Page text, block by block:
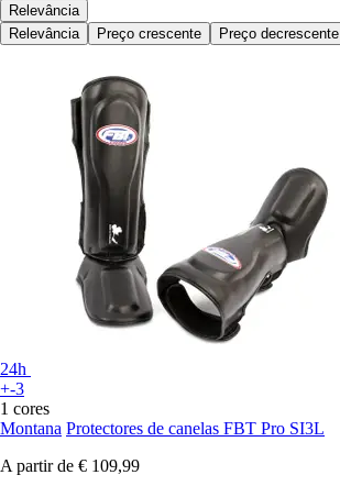
Relevância
Relevância
Preço crescente Preço decrescente
24h
+-3
1 cores
Montana Protectores de canelas FBT Pro SI3L
A partir de € 109,99